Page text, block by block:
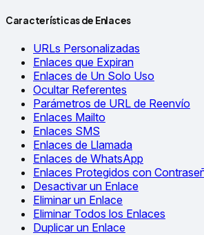
Características de Enlaces
URLs Personalizadas
Enlaces que Expiran
Enlaces de Un Solo Uso
Ocultar Referentes
Parámetros de URL de Reenvío
Enlaces Mailto
Enlaces SMS
Enlaces de Llamada
Enlaces de WhatsApp
Enlaces Protegidos con
Desactivar un Enlace
Eliminar un Enlace
Eliminar Todos los Enlaces
Duplicar un Enlace